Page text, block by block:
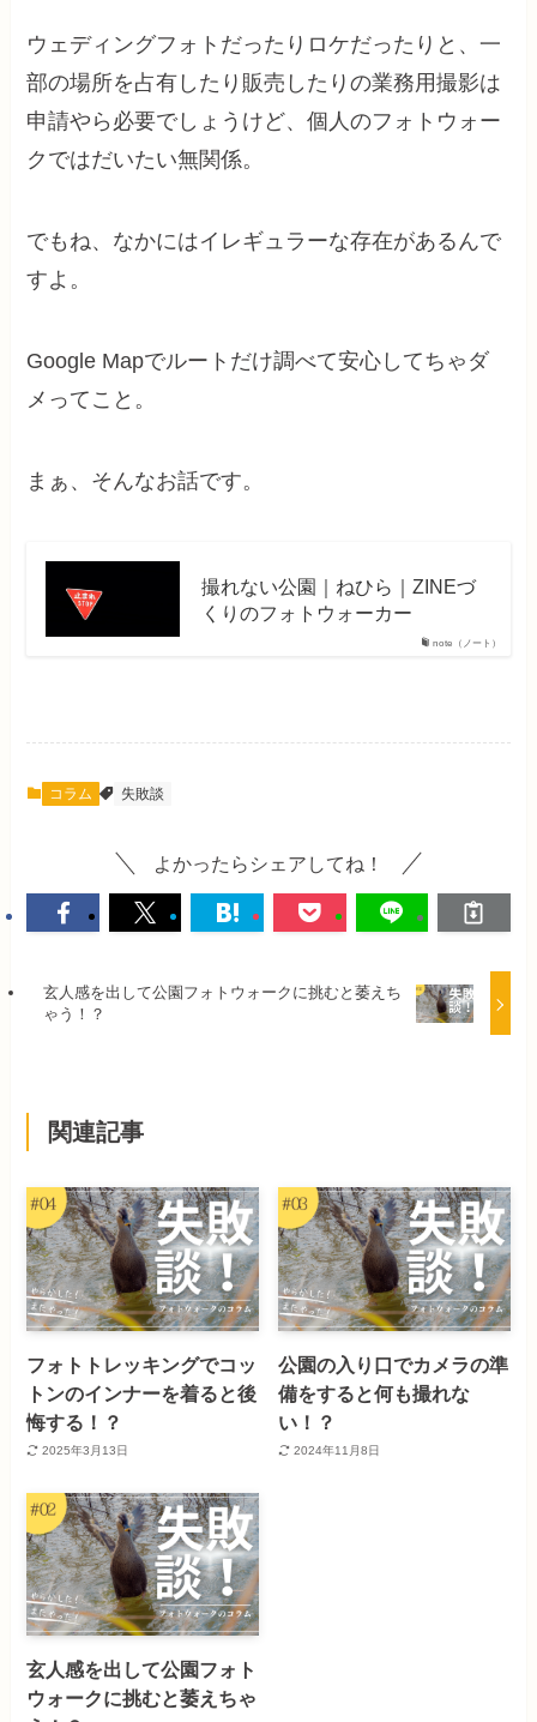
ウェディングフォトだったりロケだったりと、一
部の場所を占有したり販売したりの業務用撮影は
申請やら必要でしょうけど、個人のフォトウォー
クではだいたい無関係。
でもね、なかにはイレギュラーな存在があるんで
すよ。
Google Mapでルートだけ調べて安心してちゃダ
メってこと。
まぁ、そんなお話です。
note（ノート）
撮れない公園｜ねひら｜ZINEづ
くりのフォトウォーカー
コラム 失敗談
よかったらシェアしてね！
玄人感を出して公園フォトウォークに挑むと萎えち
ゃう！？
関連記事
フォトトレッキングでコッ
トンのインナーを着ると後
悔する！？
2025年3月13日
公園の入り口でカメラの準
備をすると何も撮れな
い！？
2024年11月8日
玄人感を出して公園フォト
ウォークに挑むと萎えちゃ